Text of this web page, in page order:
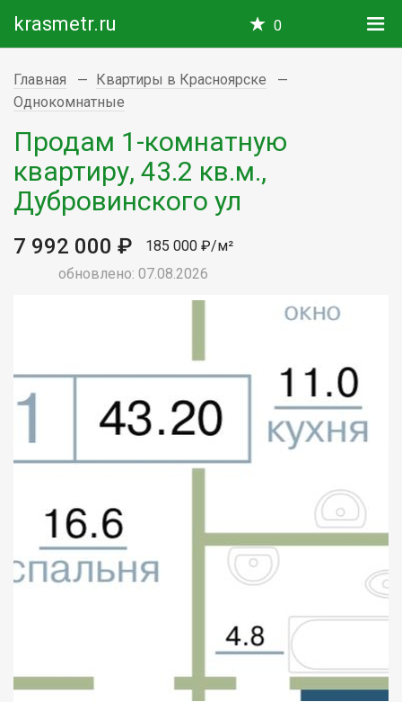
krasmetr.ru 0
Главная
Квартиры в Красноярске
Однокомнатные
Продам 1-комнатную
квартиру, 43.2 кв.м.,
Дубровинского ул
7 992 000 ₽
185 000 ₽/м²
обновлено: 07.08.2026